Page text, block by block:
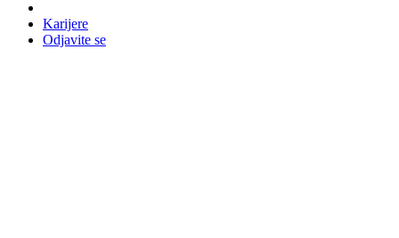
Karijere
Odjavite se